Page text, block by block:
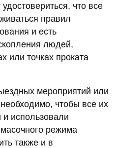
что все
правил
и есть
людей,
или точках проката
мероприятий или
чтобы все их
и использовали
режима
также и в